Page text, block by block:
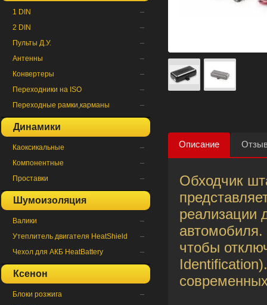
Описание
Обходчик
реализации
автомобиля.
чтобы
1 DIN
2 DIN
Пульты Д.У.
Антенны
Конвертеры
Переходники на ISO
Переходные рамки,карманы
Динамики
Каоксикальные
Компонентные
Проставки
Шумоизоляция
Валики
Утеплитель двигателя HeatShield
Чехол для АКБ HeatBattery
Ксенон
Блоки розжига